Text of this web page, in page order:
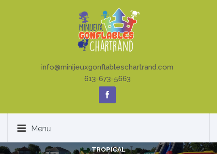
info@minijeuxgonflableschartrand.com
613-673-5663
Menu
TROPICAL